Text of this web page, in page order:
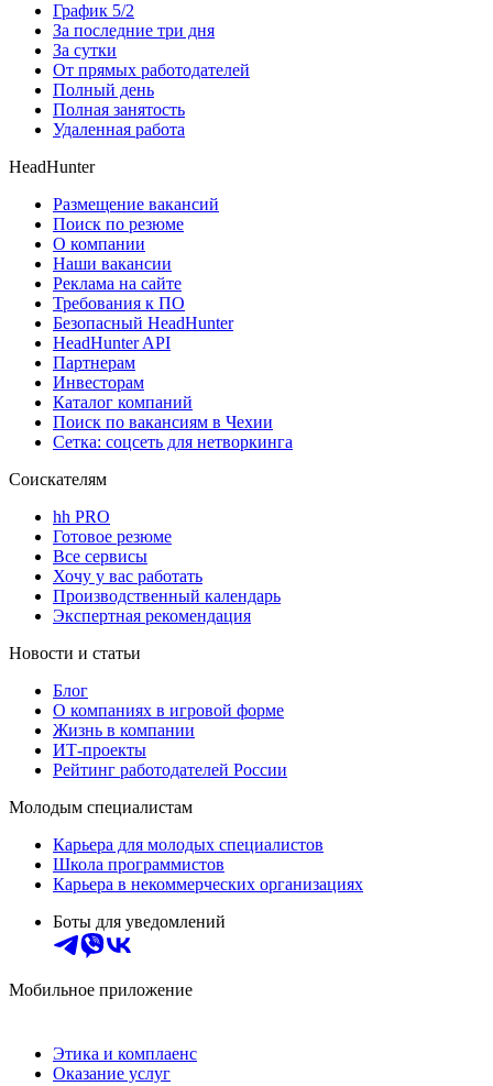
График 5/2
За последние три дня
За сутки
От прямых работодателей
Полный день
Полная занятость
Удаленная работа
HeadHunter
Размещение вакансий
Поиск по резюме
О компании
Наши вакансии
Реклама на сайте
Требования к ПО
Безопасный HeadHunter
HeadHunter API
Партнерам
Инвесторам
Каталог компаний
Поиск по вакансиям в Чехии
Сетка: соцсеть для нетворкинга
Соискателям
hh PRO
Готовое резюме
Все сервисы
Хочу у вас работать
Производственный календарь
Экспертная рекомендация
Новости и статьи
Блог
О компаниях в игровой форме
Жизнь в компании
ИТ-проекты
Рейтинг работодателей России
Молодым специалистам
Карьера для молодых специалистов
Школа программистов
Карьера в некоммерческих организациях
Боты для уведомлений
Мобильное приложение
Этика и комплаенс
Оказание услуг